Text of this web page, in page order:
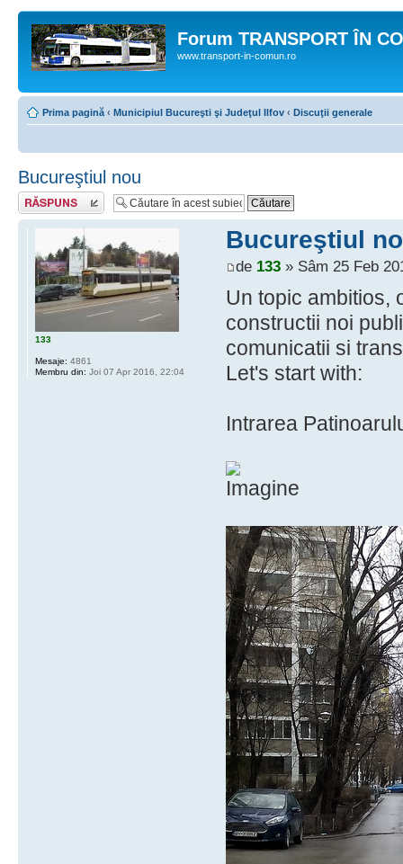
Forum TRANSPORT ÎN
www.transport-in-comun.ro
Prima pagină ‹ Municipiul Bucureşti şi Judeţul Ilfov ‹ Discuţii generale
Bucureştiul nou
Răspunde
Bucureştiul
de 133» Sâm 25 Feb
Un topic ambitios,
constructii noi
comunicatii si
Let's start with:
Intrarea
133
Mesaje: 4861
Membru din: Joi 07 Apr 2016, 22:04